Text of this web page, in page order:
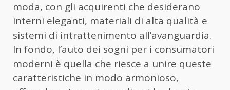
moda, con gli acquirenti che desiderano
interni eleganti, materiali di alta qualità e
sistemi di intrattenimento all’avanguardia.
In fondo, l’auto dei sogni per i consumatori
moderni è quella che riesce a unire queste
caratteristiche in modo armonioso,